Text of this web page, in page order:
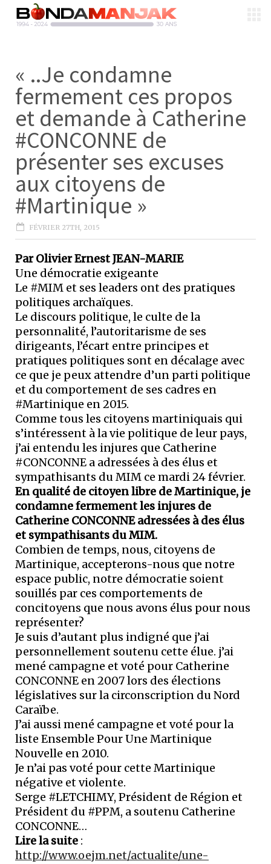
« ..Je condamne
fermement ces propos
et demande à Catherine
#CONCONNE de
présenter ses excuses
aux citoyens de
#Martinique »
FÉVRIER 27TH, 2015
Par Olivier Ernest JEAN-MARIE
Une démocratie exigeante
Le #MIM et ses leaders ont des pratiques
politiques archaïques.
Le discours politique, le culte de la
personnalité, l’autoritarisme de ses
dirigeants, l’écart entre principes et
pratiques politiques sont en décalage avec
ce que je peux attendre d’un parti politique
et du comportement de ses cadres en
#Martinique en 2015.
Comme tous les citoyens martiniquais qui
s’intéressent à la vie politique de leur pays,
j’ai entendu les injures que Catherine
#CONCONNE a adressées à des élus et
sympathisants du MIM ce mardi 24 février.
En qualité de citoyen libre de Martinique, je
condamne fermement les injures de
Catherine CONCONNE adressées à des élus
et sympathisants du MIM.
Combien de temps, nous, citoyens de
Martinique, accepterons-nous que notre
espace public, notre démocratie soient
souillés par ces comportements de
concitoyens que nous avons élus pour nous
représenter?
Je suis d’autant plus indigné que j’ai
personnellement soutenu cette élue. j’ai
mené campagne et voté pour Catherine
CONCONNE en 2007 lors des élections
législatives sur la circonscription du Nord
Caraïbe.
J’ai aussi mené campagne et voté pour la
liste Ensemble Pour Une Martinique
Nouvelle en 2010.
Je n’ai pas voté pour cette Martinique
négative et violente.
Serge #LETCHIMY, Président de Région et
Président du #PPM, a soutenu Catherine
CONCONNE…
Lire la suite :
http://www.oejm.net/actualite/une-